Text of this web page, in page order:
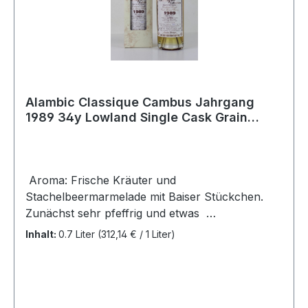
herb, mit sahnig weichen Elementen.Der kräftige
und wuchtige Islay Südküste Whisky lässt das
Wasser im Mund zusammenlaufen.
Alambic Classique Cambus Jahrgang
1989 34y Lowland Single Cask Grain
Aroma: Frische Kräuter und
Stachelbeermarmelade mit Baiser Stückchen.
Zunächst sehr pfeffrig und etwas
Paprikaschärfe, dann dringen Tabakblätter und
Inhalt: 0.7 Liter (312,14 € / 1 Liter)